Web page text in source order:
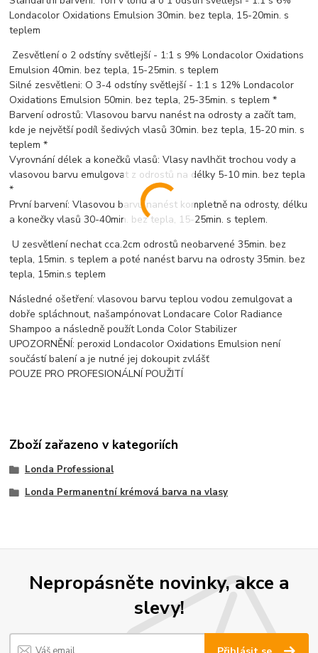
Londacolor Oxidations Emulsion 30min. bez tepla, 15-20min. s
teplem
Zesvětlení o 2 odstíny světlejší - 1:1 s 9% Londacolor Oxidations
Emulsion 40min. bez tepla, 15-25min. s teplem
Silné zesvětleni: O 3-4 odstíny světlejší - 1:1 s 12% Londacolor
Oxidations Emulsion 50min. bez tepla, 25-35min. s teplem *
Barvení odrostů: Vlasovou barvu nanést na odrosty a začít tam,
kde je největší podíl šedivých vlasů 30min. bez tepla, 15-20 min. s
teplem *
Vyrovnání délek a konečků vlasů: Vlasy navlhčit trochou vody a
vlasovou barvu emulgovat z odrostů na délky 5-10 min. bez tepla
*
První barvení: Vlasovou barvu nanést kompletně na odrosty, délku
a konečky vlasů 30-40min. bez tepla, 15-25min. s teplem.
U zesvětlení nechat cca.2cm odrostů neobarvené 35min. bez
tepla, 15min. s teplem a poté nanést barvu na odrosty 35min. bez
tepla, 15min.s teplem
Následné ošetření: vlasovou barvu teplou vodou zemulgovat a
dobře spláchnout, našampónovat Londacare Color Radiance
Shampoo a následně použít Londa Color Stabilizer
UPOZORNĚNÍ: peroxid Londacolor Oxidations Emulsion není
součástí balení a je nutné jej dokoupit zvlášť
POUZE PRO PROFESIONÁLNÍ POUŽITÍ
Zboží zařazeno v kategoriích
Londa Professional
Londa Permanentní krémová barva na vlasy
Nepropásněte novinky, akce a
slevy!